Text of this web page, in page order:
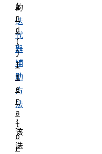
的
迭
代
器
辅
助
方
法
，
该
迭
i
n
d
(
)
I
t
e
r
a
t
o
r